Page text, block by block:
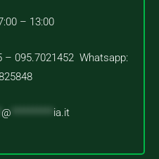
– 13:00
– 095.7021452 Whatsapp:
@ ia.it